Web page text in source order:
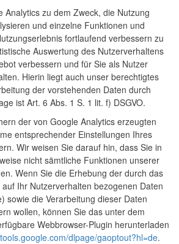
Analytics zu dem Zweck, die Nutzung
und einzelne Funktionen und
fortlaufend verbessern zu
Auswertung des Nutzerverhaltens
verbessern und für Sie als Nutzer
Hierin liegt auch unser berechtigtes
der vorstehenden Daten durch
ist Art. 6 Abs. 1 S. 1 lit. f) DSGVO.
der von Google Analytics erzeugten
entsprechender Einstellungen Ihres
Wir weisen Sie darauf hin, dass Sie in
nicht sämtliche Funktionen unserer
Wenn Sie die Erhebung der durch das
Ihr Nutzerverhalten bezogenen Daten
sowie die Verarbeitung dieser Daten
wollen, können Sie das unter dem
Webbrowser-Plugin herunterladen
dlpage/gaoptout?hl=de.